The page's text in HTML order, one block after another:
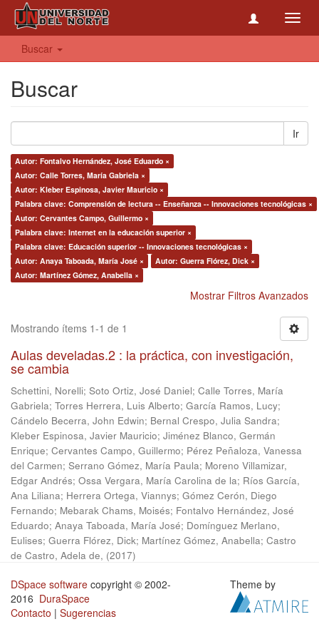
Buscar
Buscar
Ir
Autor: Fontalvo Hernández, José Eduardo ×
Autor: Calle Torres, María Gabriela ×
Autor: Kleber Espinosa, Javier Mauricio ×
Palabra clave: Comprensión de lectura -- Enseñanza -- Innovaciones tecnológicas ×
Autor: Cervantes Campo, Guillermo ×
Palabra clave: Internet en la educación superior ×
Palabra clave: Educación superior -- Innovaciones tecnológicas ×
Autor: Anaya Taboada, María José ×
Autor: Guerra Flórez, Dick ×
Autor: Martínez Gómez, Anabella ×
Mostrar Filtros Avanzados
Mostrando ítems 1-1 de 1
Aulas develadas.2 : la práctica, con investigación,
se cambia
Schettini, Norelli; Soto Ortiz, José Daniel; Calle Torres, María
Gabriela; Torres Herrera, Luis Alberto; García Ramos, Lucy;
Cándelo Becerra, John Edwin; Bernal Crespo, Julia Sandra;
Kleber Espinosa, Javier Mauricio; Jiménez Blanco, Germán
Enrique; Cervantes Campo, Guillermo; Pérez Peñaloza, Vanessa
del Carmen; Serrano Gómez, María Paula; Moreno Villamizar,
Edgar Andrés; Ossa Vergara, María Carolina de la; Ríos García,
Ana Liliana; Herrera Ortega, Viannys; Gómez Cerón, Diego
Fernando; Mebarak Chams, Moisés; Fontalvo Hernández, José
Eduardo; Anaya Taboada, María José; Domínguez Merlano,
Eulises; Guerra Flórez, Dick; Martínez Gómez, Anabella; Castro
de Castro, Adela de, (2017)
DSpace software copyright © 2002-
2016 DuraSpace
Contacto | Sugerencias
Theme by